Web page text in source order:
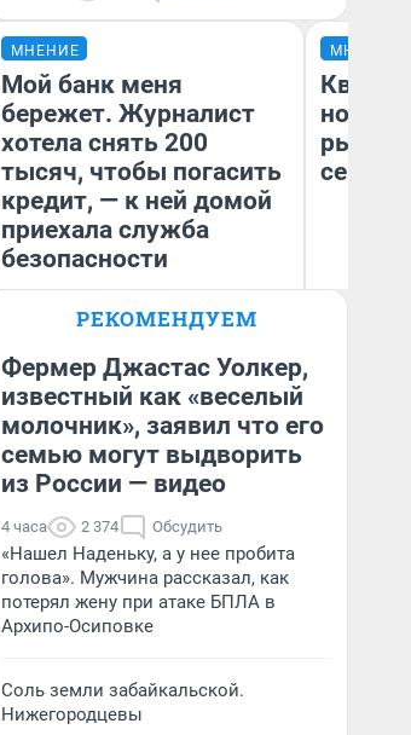
МНЕНИЕ
Мой банк меня
бережет. Журналист
хотела снять 200
тысяч, чтобы погасить
кредит, — к ней домой
приехала служба
безопасности
Ксения Владимирская
МНЕНИЕ
но
рынок
РЕКОМЕНДУЕМ
Фермер Джастас Уолкер,
известный как «веселый
молочник», заявил что его
семью могут выдворить
из России — видео
4 часа 2 374 Обсудить
«Нашел Наденьку, а у нее пробита
голова». Мужчина рассказал, как
потерял жену при атаке БПЛА в
Архипо-Осиповке
Соль земли забайкальской.
Нижегородцевы